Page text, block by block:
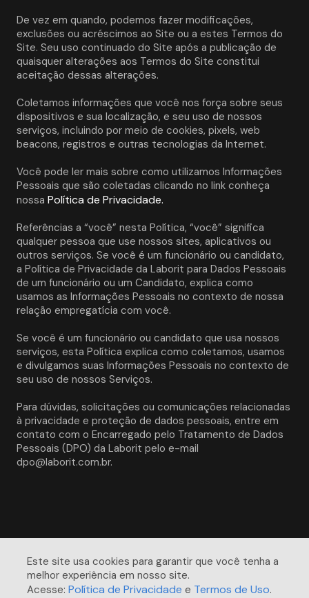
De vez em quando, podemos fazer modificações,
exclusões ou acréscimos ao Site ou a estes Termos do
Site. Seu uso continuado do Site após a publicação de
quaisquer alterações aos Termos do Site constitui
aceitação dessas alterações.
Coletamos informações que você nos força sobre seus
dispositivos e sua localização, e seu uso de nossos
serviços, incluindo por meio de cookies, pixels, web
beacons, registros e outras tecnologias da Internet.
Você pode ler mais sobre como utilizamos Informações
Pessoais que são coletadas clicando no link conheça
nossa Política de Privacidade.
Referências a “você” nesta Política, “você” significa
qualquer pessoa que use nossos sites, aplicativos ou
outros serviços. Se você é um funcionário ou candidato,
a Política de Privacidade da Laborit para Dados Pessoais
de um funcionário ou um Candidato, explica como
usamos as Informações Pessoais no contexto de nossa
relação empregatícia com você.
Se você é um funcionário ou candidato que usa nossos
serviços, esta Política explica como coletamos, usamos
e divulgamos suas Informações Pessoais no contexto de
seu uso de nossos Serviços.
Para dúvidas, solicitações ou comunicações relacionadas
à privacidade e proteção de dados pessoais, entre em
contato com o Encarregado pelo Tratamento de Dados
Pessoais (DPO) da Laborit pelo e-mail
dpo@laborit.com.br.
Este site usa cookies para garantir que você tenha a
melhor experiência em nosso site.
Acesse: Política de Privacidade e Termos de Uso.